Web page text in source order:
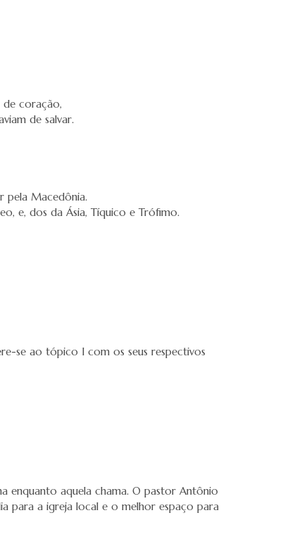
de coração,
de salvar.
pela Macedônia.
e, dos da Ásia, Tíquico e Trófimo.
se ao tópico I com os seus respectivos
enquanto aquela chama. O pastor Antônio
para a igreja local e o melhor espaço para